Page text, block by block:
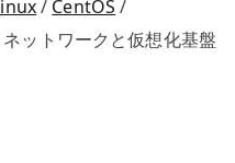
CentOS
ットワークと仮想化基盤